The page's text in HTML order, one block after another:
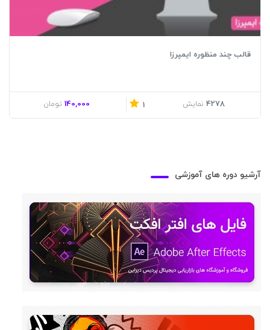
قالب چند منظوره ایمپرزا
4278 نمایش 1
140,000 تومان
آرشیو دوره های آموزشی